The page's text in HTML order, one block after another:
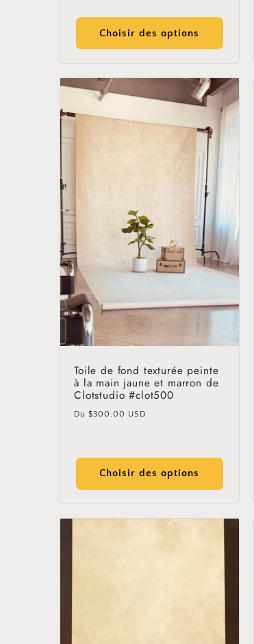
Choisir des options
Toile de fond texturée peinte
à la main jaune et marron de
Clotstudio #clot500
Prix
Du $300.00 USD
Choisir des options